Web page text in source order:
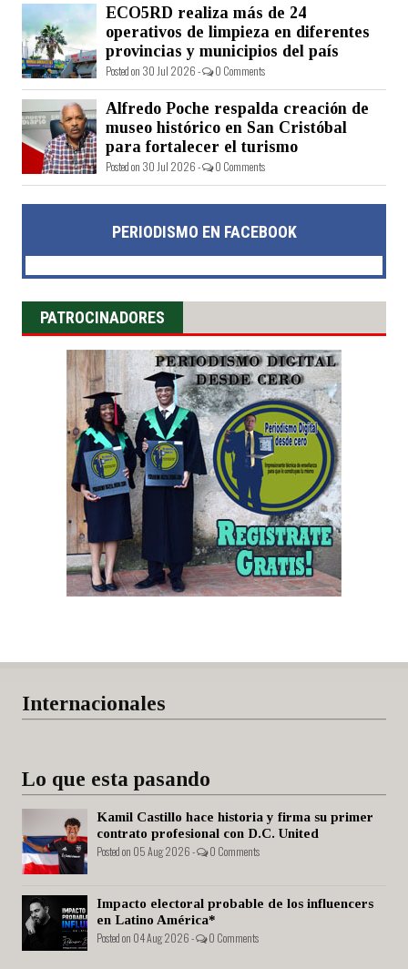
ECO5RD realiza más de 24
operativos de limpieza en diferentes
provincias y municipios del país
Posted on 30 Jul 2026 - 0 Comments
Alfredo Poche respalda creación de
museo histórico en San Cristóbal
para fortalecer el turismo
Posted on 30 Jul 2026 - 0 Comments
PERIODISMO EN FACEBOOK
PATROCINADORES
Internacionales
Lo que esta pasando
Kamil Castillo hace historia y firma su primer
contrato profesional con D.C. United
Posted on 05 Aug 2026 - 0 Comments
Impacto electoral probable de los influencers
en Latino América*
Posted on 04 Aug 2026 - 0 Comments